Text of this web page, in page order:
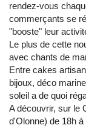
rendez-vous
commerçants se
"booste" leur
Le plus de cette
avec chants de
Entre cakes
bijoux, déco
soleil a de quoi
A découvrir, sur le
d'Olonne) de 18h